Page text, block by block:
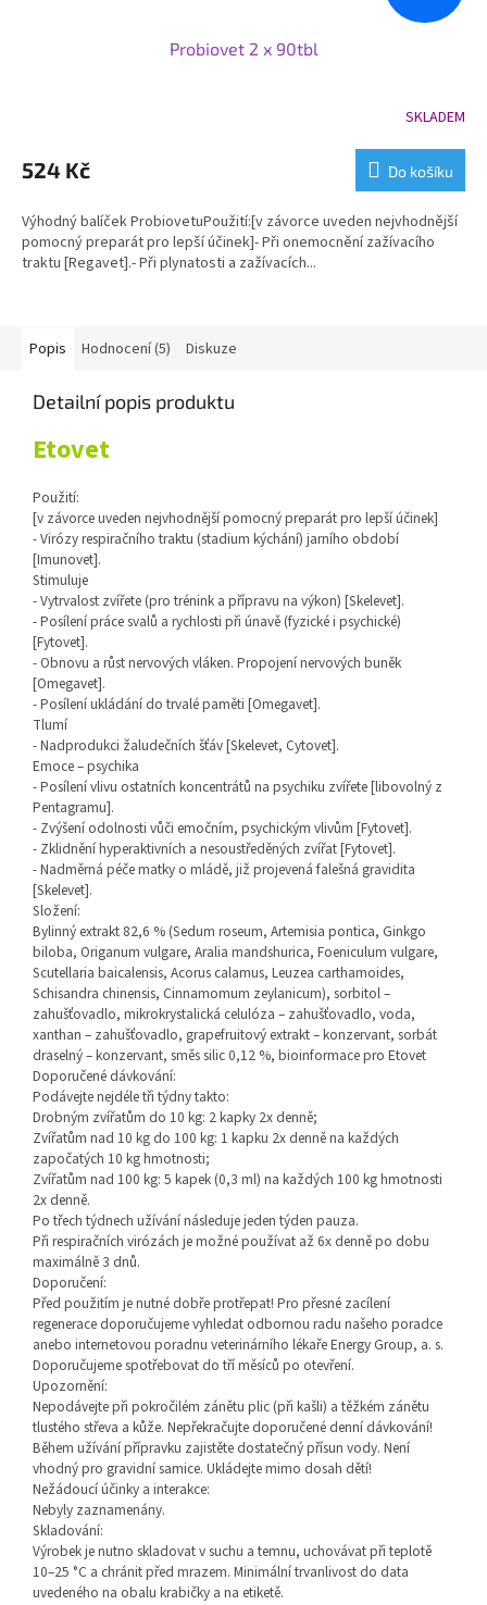
Probiovet 2 x 90tbl
produktu
je
z
5
hvězdiček.
SKLADEM
524 Kč Do košíku
Výhodný balíček ProbiovetuPoužití:[v závorce uveden nejvhodnější
pomocný preparát pro lepší účinek]- Při onemocnění zažívacího
traktu [Regavet].- Při plynatosti a zažívacích...
Popis Hodnocení (5) Diskuze
Detailní popis produktu
Etovet
Použití:
[v závorce uveden nejvhodnější pomocný preparát pro lepší účinek]
- Virózy respiračního traktu (stadium kýchání) jarního období
[Imunovet].
Stimuluje
- Vytrvalost zvířete (pro trénink a přípravu na výkon) [Skelevet].
- Posílení práce svalů a rychlosti při únavě (fyzické i psychické)
[Fytovet].
- Obnovu a růst nervových vláken. Propojení nervových buněk
[Omegavet].
- Posílení ukládání do trvalé paměti [Omegavet].
Tlumí
- Nadprodukci žaludečních šťáv [Skelevet, Cytovet].
Emoce – psychika
- Posílení vlivu ostatních koncentrátů na psychiku zvířete [libovolný z
Pentagramu].
- Zvýšení odolnosti vůči emočním, psychickým vlivům [Fytovet].
- Zklidnění hyperaktivních a nesoustředěných zvířat [Fytovet].
- Nadměrná péče matky o mládě, již projevená falešná gravidita
[Skelevet].
Složení:
Bylinný extrakt 82,6 % (Sedum roseum, Artemisia pontica, Ginkgo
biloba, Origanum vulgare, Aralia mandshurica, Foeniculum vulgare,
Scutellaria baicalensis, Acorus calamus, Leuzea carthamoides,
Schisandra chinensis, Cinnamomum zeylanicum), sorbitol –
zahušťovadlo, mikrokrystalická celulóza – zahušťovadlo, voda,
xanthan – zahušťovadlo, grapefruitový extrakt – konzervant, sorbát
draselný – konzervant, směs silic 0,12 %, bioinformace pro Etovet
Doporučené dávkování:
Podávejte nejdéle tři týdny takto:
Drobným zvířatům do 10 kg: 2 kapky 2x denně;
Zvířatům nad 10 kg do 100 kg: 1 kapku 2x denně na každých
započatých 10 kg hmotnosti;
Zvířatům nad 100 kg: 5 kapek (0,3 ml) na každých 100 kg hmotnosti
2x denně.
Po třech týdnech užívání následuje jeden týden pauza.
Při respiračních virózách je možné používat až 6x denně po dobu
maximálně 3 dnů.
Doporučení:
Před použitím je nutné dobře protřepat! Pro přesné zacílení
regenerace doporučujeme vyhledat odbornou radu našeho poradce
anebo internetovou poradnu veterinárního lékaře Energy Group, a. s.
Doporučujeme spotřebovat do tří měsíců po otevření.
Upozornění:
Nepodávejte při pokročilém zánětu plic (při kašli) a těžkém zánětu
tlustého střeva a kůže. Nepřekračujte doporučené denní dávkování!
Během užívání přípravku zajistěte dostatečný přísun vody. Není
vhodný pro gravidní samice. Ukládejte mimo dosah dětí!
Nežádoucí účinky a interakce:
Nebyly zaznamenány.
Skladování:
Výrobek je nutno skladovat v suchu a temnu, uchovávat při teplotě
10–25 °C a chránit před mrazem. Minimální trvanlivost do data
uvedeného na obalu krabičky a na etiketě.